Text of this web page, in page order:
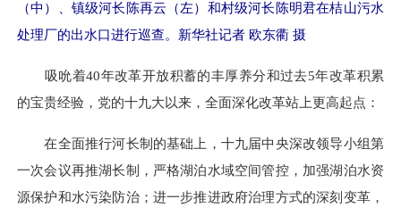
（中）、镇级河长陈再云（左）和村级河长陈明君在桔山污水
处理厂的出水口进行巡查。新华社记者 欧东衢 摄
吸吮着40年改革开放积蓄的丰厚养分和过去5年改革积累
的宝贵经验，党的十九大以来，全面深化改革站上更高起点：
在全面推行河长制的基础上，十九届中央深改领导小组第
一次会议再推湖长制，严格湖泊水域空间管控，加强湖泊水资
源保护和水污染防治；进一步推进政府治理方式的深刻变革，